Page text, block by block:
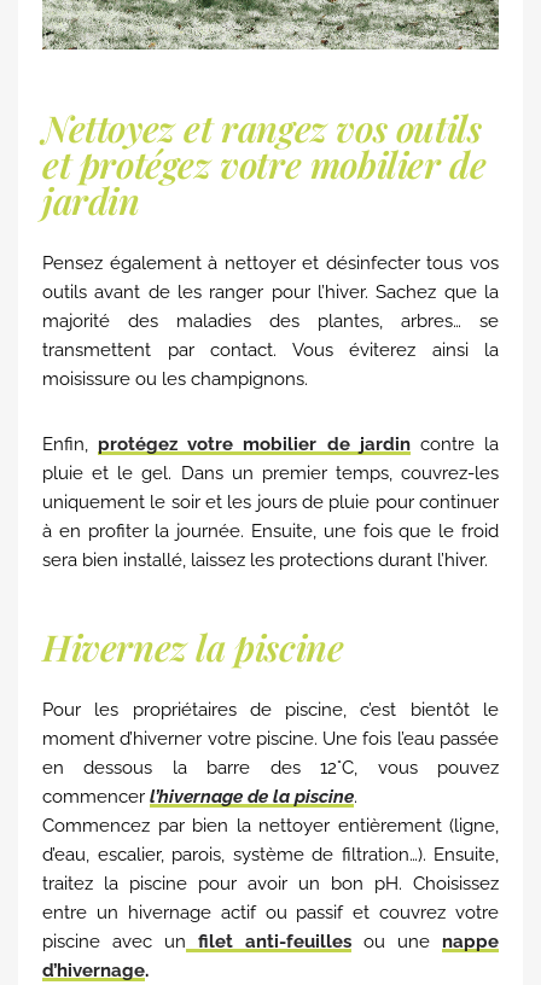
Nettoyez et rangez vos outils
et protégez votre mobilier de
jardin
Pensez également à nettoyer et désinfecter tous vos
outils avant de les ranger pour l’hiver. Sachez que la
majorité des maladies des plantes, arbres… se
transmettent par contact. Vous éviterez ainsi la
moisissure ou les champignons.
Enfin, protégez votre mobilier de jardincontre la
pluie et le gel. Dans un premier temps, couvrez-les
uniquement le soir et les jours de pluie pour continuer
à en profiter la journée. Ensuite, une fois que le froid
sera bien installé, laissez les protections durant l’hiver.
Hivernez la piscine
Pour les propriétaires de piscine, c’est bientôt le
moment d’hiverner votre piscine. Une fois l’eau passée
en dessous la barre des 12°C, vous pouvez
commencer l’hivernage de la piscine.
Commencez par bien la nettoyer entièrement (ligne,
d’eau, escalier, parois, système de filtration…). Ensuite,
traitez la piscine pour avoir un bon pH. Choisissez
entre un hivernage actif ou passif et couvrez votre
piscine avec un filet anti-feuilles ou une nappe
d’hivernage.